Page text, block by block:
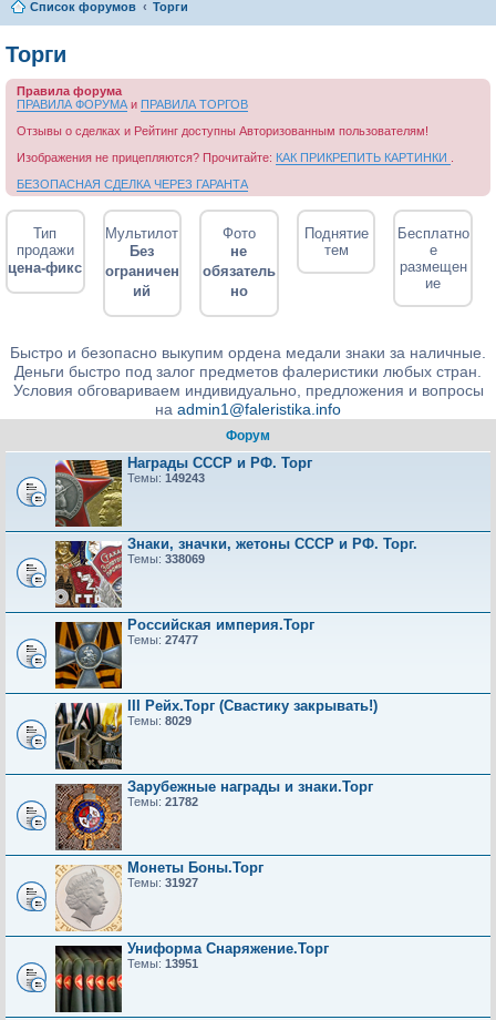
Список форумов Торги
Торги
Правила форума
ПРАВИЛА ФОРУМА и ПРАВИЛА ТОРГОВ
Отзывы о сделках и Рейтинг доступны Авторизованным пользователям!
Изображения не прицепляются? Прочитайте: КАК ПРИКРЕПИТЬ КАРТИНКИ
БЕЗОПАСНАЯ СДЕЛКА ЧЕРЕЗ ГАРАНТА
Тип
продажи
цена-фикс
Мультилот
Без
ограничен
ий
Фото
не
обязатель
но
Поднятие
тем
Бесплатно
е
размещен
ие
Быстро и безопасно выкупим ордена медали знаки за наличные.
Деньги быстро под залог предметов фалеристики любых стран.
Условия обговариваем индивидуально, предложения и вопросы
на admin1@faleristika.info
Форум
Награды СССР и РФ. Торг
Темы: 149243
Знаки, значки, жетоны СССР и РФ. Торг.
Темы: 338069
Российская империя.Торг
Темы: 27477
III Рейх.Торг (Свастику закрывать!)
Темы: 8029
Зарубежные награды и знаки.Торг
Темы: 21782
Монеты Боны.Торг
Темы: 31927
Униформа Снаряжение.Торг
Темы: 13951